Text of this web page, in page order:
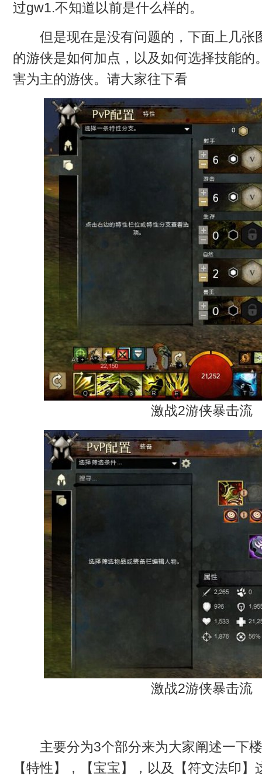
过gw1.不知道以前是什么样的。
但是现在是没有问题的，下面上几张
的游侠是如何加点，以及如何选择技能的
害为主的游侠。请大家往下看
激战2游侠暴击流
激战2游侠暴击流
主要分为3个部分来为大家阐述一下楼
【特性】，【宝宝】，以及【符文法印